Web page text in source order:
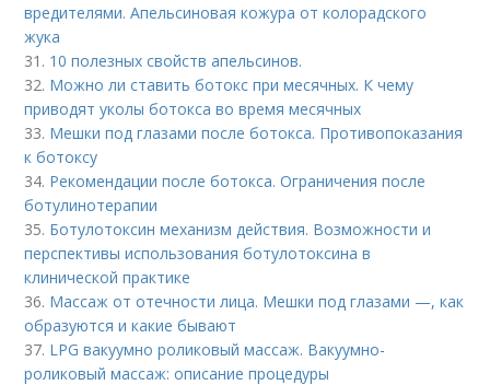
вредителями. Апельсиновая кожура от колорадского
жука
31. 10 полезных свойств апельсинов.
32. Можно ли ставить ботокс при месячных. К чему
приводят уколы ботокса во время месячных
33. Мешки под глазами после ботокса. Противопоказания
к ботоксу
34. Рекомендации после ботокса. Ограничения после
ботулинотерапии
35. Ботулотоксин механизм действия. Возможности и
перспективы использования ботулотоксина в
клинической практике
36. Массаж от отечности лица. Мешки под глазами —, как
образуются и какие бывают
37. LPG вакуумно роликовый массаж. Вакуумно-
роликовый массаж: описание процедуры